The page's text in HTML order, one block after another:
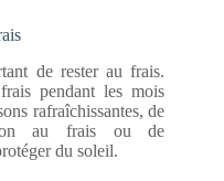
de rester au frais.
pendant les mois
rafraîchissantes, de
au frais ou de
du soleil.